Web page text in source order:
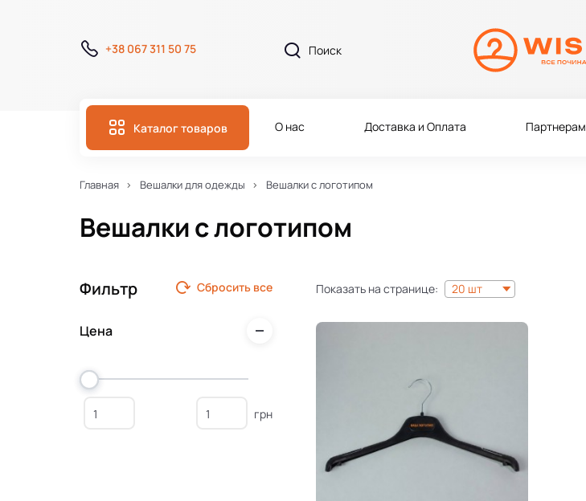
+38 067 311 50 75
Каталог товаров О нас Доставка и Оплата Партнерам
Главная Вешалки для одежды Вешалки с логотипом
Вешалки с логотипом
Фильтр Сбросить все
Цена
грн
Показать на странице: 20 шт